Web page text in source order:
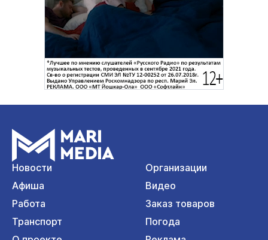
Новости
Организации
Афиша
Видео
Работа
Заказ товаров
Транспорт
Погода